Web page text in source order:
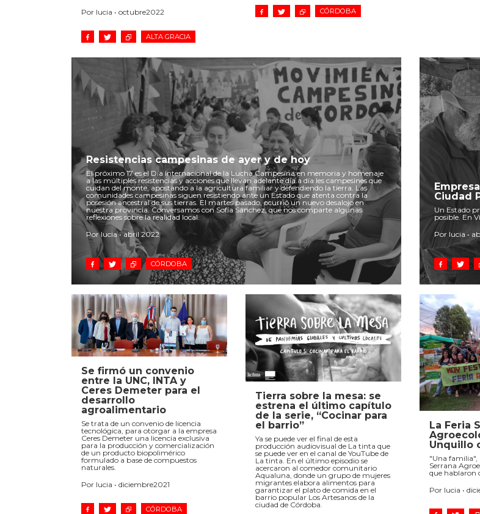
Por lucia • octubre2022
ALTA GRACIA
CÓRDOBA
Resistencias campesinas de ayer y de hoy
El próximo 17 es el Día Internacional de la Lucha Campesina en memoria y homenaje
a las múltiples resistencias y acciones que llevan adelante día a día les campesines que
cuidan del monte, apostando a la agricultura familiar y defendiendo la tierra. Las
comunidades campesinas siguen resistiendo ante un Estado que atenta contra la
posesión ancestral de sus tierras. El martes pasado, ocurrió un nuevo desalojo en
nuestra provincia. Conversamos con Sofía Sánchez, que nos comparte algunas
reflexiones sobre la realidad local.
Por lucia • abril 2022
CÓRDOBA
Ciudad
Un Estado
posible. En
Por lucia •
Se firmó un convenio
entre la UNC, INTA y
Ceres Demeter para el
desarrollo
agroalimentario
Se trata de un convenio de licencia
tecnológica, para otorgar a la empresa
Ceres Demeter una licencia exclusiva
para la producción y comercialización
de un producto biopolimérico
formulado a base de compuestos
naturales.
Por lucia • diciembre2021
CÓRDOBA
Tierra sobre la mesa: se
estrena el último capítulo
de la serie, “Cocinar para
el barrio”
Ya se puede ver el final de esta
producción audiovisual de La tinta que
se puede ver en el canal de YouTube de
La tinta. En el último episodio se
acercaron al comedor comunitario
Aqualuna, donde un grupo de mujeres
migrantes elabora alimentos para
garantizar el plato de comida en el
barrio popular Los Artesanos de la
ciudad de Córdoba.
La Feria
Unquillo
"Una familia",
Serrana
que hablaron
Por lucia •